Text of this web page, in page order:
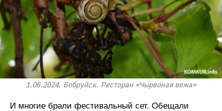
1.06.2024. Бобруйск. Ресторан «Чырвоная вежа»
И многие брали фестивальный сет. Обещали